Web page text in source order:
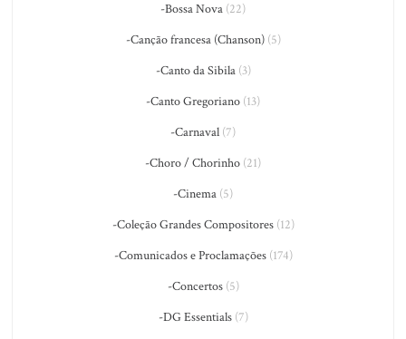
-Bossa Nova (22)
-Canção francesa (Chanson)(5)
-Canto da Sibila(3)
-Canto Gregoriano (13)
-Carnaval (7)
-Choro / Chorinho (21)
-Cinema (5)
-Coleção Grandes Compositores(12)
-Comunicados e Proclamações(174)
-Concertos(5)
-DG Essentials(7)